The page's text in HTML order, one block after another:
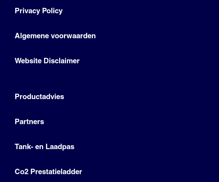
Privacy Policy
Algemene voorwaarden
Website Disclaimer
Productadvies
Partners
Tank- en Laadpas
Co2 Prestatieladder